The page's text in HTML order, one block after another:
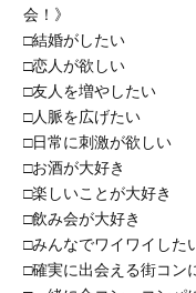
会！》
□結婚がしたい
□恋人が欲しい
□友人を増やしたい
□人脈を広げたい
□日常に刺激が欲しい
□お酒が大好き
□楽しいことが大好き
□飲み会が大好き
□みんなでワイワイした
□確実に出会える街コン